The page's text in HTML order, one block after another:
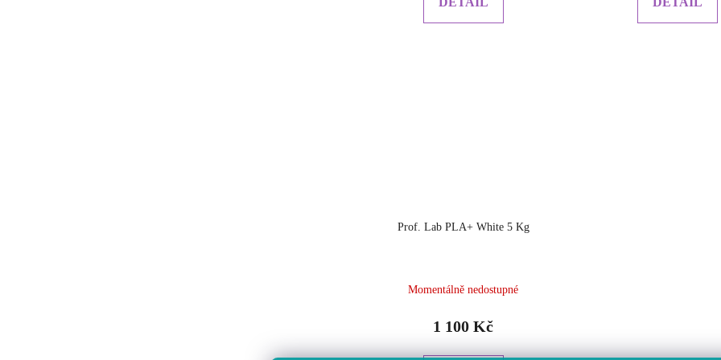
Prof. Lab PLA+ White 5 Kg
Momentálně nedostupné
1 100 Kč